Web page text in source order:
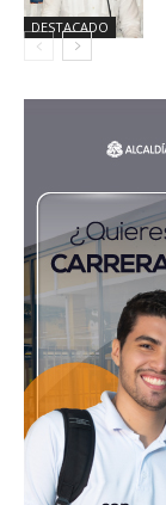
DESTACADO